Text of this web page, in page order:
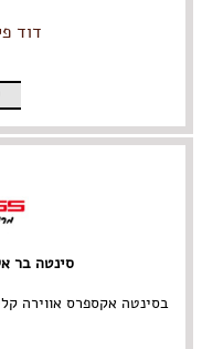
דוד
סינטה בר
בסינטה אקספרס אווירה